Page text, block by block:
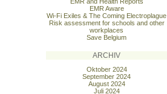
EMR Aware
Wi-Fi Exiles & The Coming Electroplague
Risk assessment for schools and other
workplaces
Save Belgium
ARCHIV
Oktober 2024
September 2024
August 2024
Juli 2024